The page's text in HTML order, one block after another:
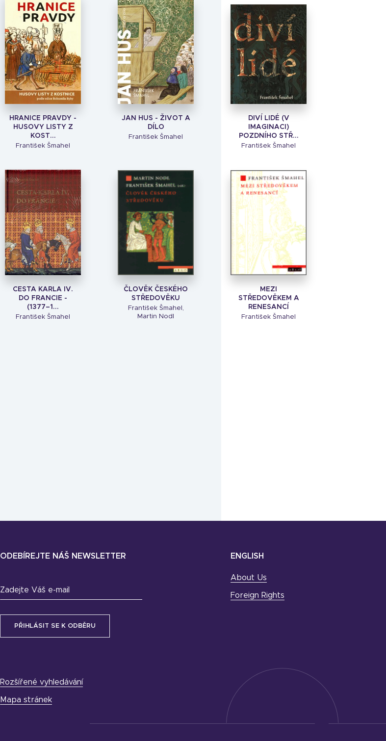
HRANICE PRAVDY -
HUSOVY LISTY Z
KOST...
František Šmahel
JAN HUS - ŽIVOT A
DÍLO
František Šmahel
DIVÍ LIDÉ (V
IMAGINACI)
POZDNÍHO STŘ...
František Šmahel
CESTA KARLA IV.
DO FRANCIE -
(1377–1...
František Šmahel
ČLOVĚK ČESKÉHO
STŘEDOVĚKU
František Šmahel,
Martin Nodl
MEZI
STŘEDOVĚKEM A
RENESANCÍ
František Šmahel
ODEBÍREJTE NÁŠ NEWSLETTER
Zadejte Váš e-mail
Rozšířené vyhledávání
Mapa stránek
ENGLISH
About Us
Foreign Rights